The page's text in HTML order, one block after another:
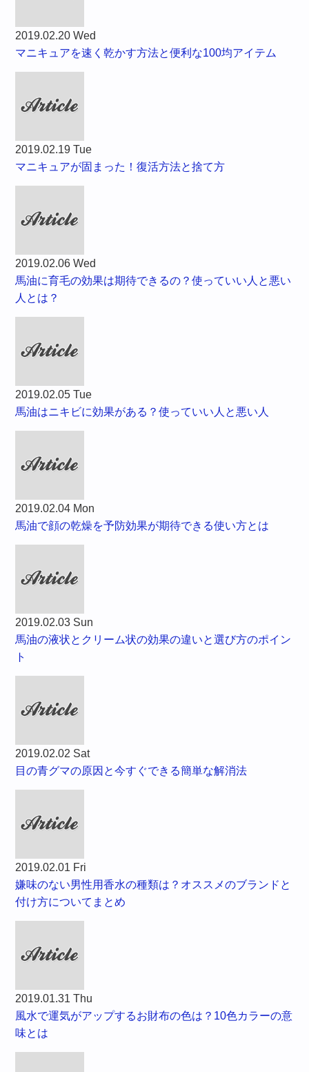
2019.02.20 Wed
マニキュアを速く乾かす方法と便利な100均アイテム
2019.02.19 Tue
マニキュアが固まった！復活方法と捨て方
2019.02.06 Wed
馬油に育毛の効果は期待できるの？使っていい人と悪い
人とは？
2019.02.05 Tue
馬油はニキビに効果がある？使っていい人と悪い人
2019.02.04 Mon
馬油で顔の乾燥を予防効果が期待できる使い方とは
2019.02.03 Sun
馬油の液状とクリーム状の効果の違いと選び方のポイン
ト
2019.02.02 Sat
目の青グマの原因と今すぐできる簡単な解消法
2019.02.01 Fri
嫌味のない男性用香水の種類は？オススメのブランドと
付け方についてまとめ
2019.01.31 Thu
風水で運気がアップするお財布の色は？10色カラーの意
味とは